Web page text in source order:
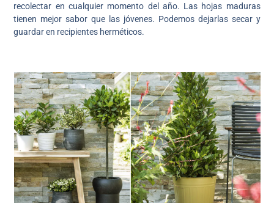
recolectar en cualquier momento del año. Las hojas maduras
tienen mejor sabor que las jóvenes. Podemos dejarlas secar y
guardar en recipientes herméticos.